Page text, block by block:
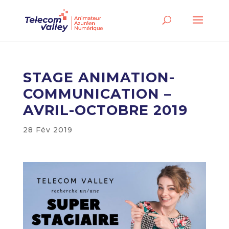
STAGE ANIMATION-
COMMUNICATION –
AVRIL-OCTOBRE 2019
28 Fév 2019